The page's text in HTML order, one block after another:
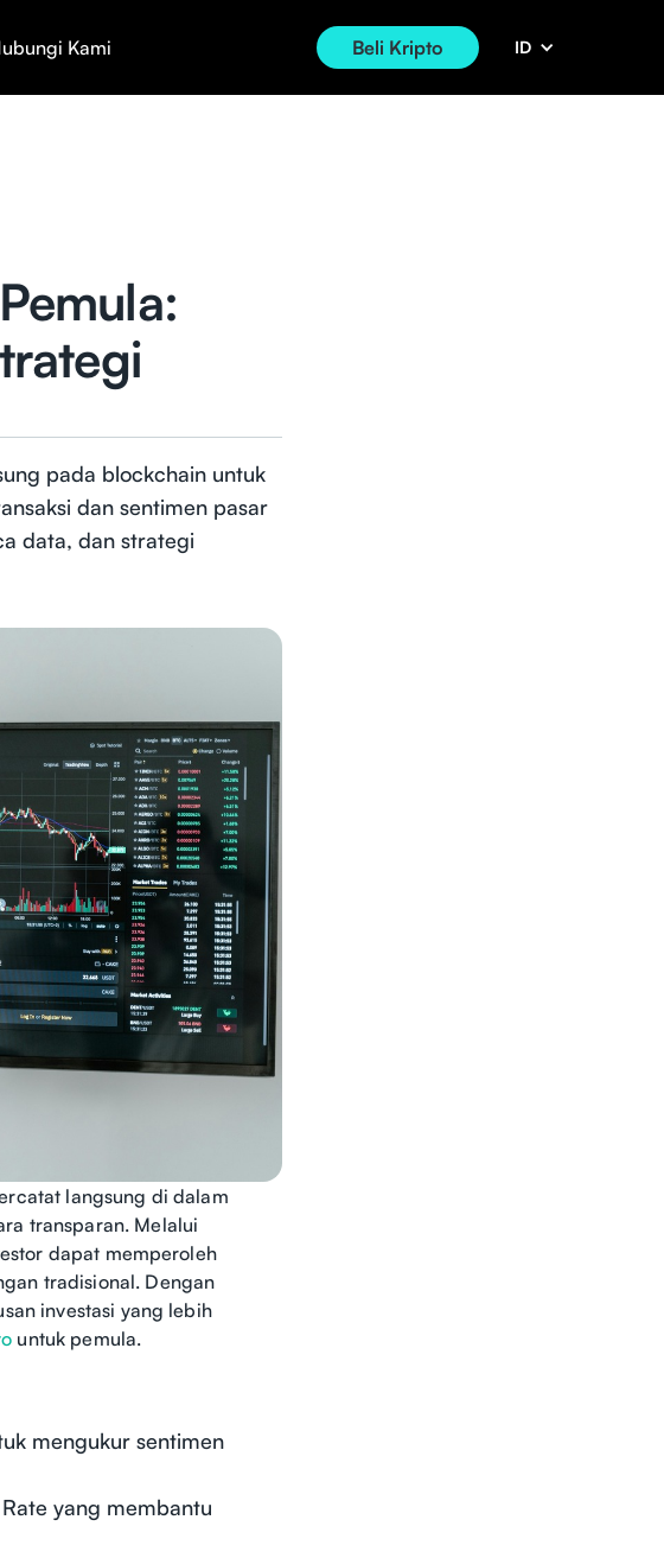
Kami Beli Kripto ID
pada blockchain untuk
dan sentimen pasar
data, dan strategi
langsung di dalam
transparan. Melalui
dapat memperoleh
tradisional. Dengan
investasi yang lebih
untuk pemula.
mengukur sentimen
yang membantu